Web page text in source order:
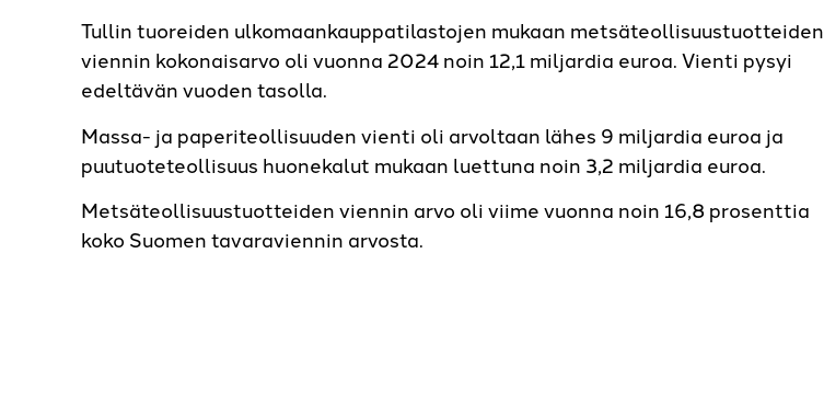
Tullin tuoreiden ulkomaankauppatilastojen mukaan metsäteollisuustuotteiden
viennin kokonaisarvo oli vuonna 2024 noin 12,1 miljardia euroa. Vienti pysyi
edeltävän vuoden tasolla.
Massa- ja paperiteollisuuden vienti oli arvoltaan lähes 9 miljardia euroa ja
puutuoteteollisuus huonekalut mukaan luettuna noin 3,2 miljardia euroa.
Metsäteollisuustuotteiden viennin arvo oli viime vuonna noin 16,8 prosenttia
koko Suomen tavaraviennin arvosta.